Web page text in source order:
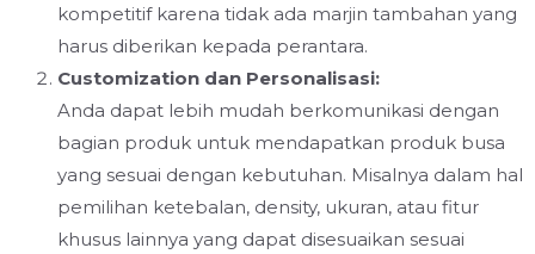
kompetitif karena tidak ada marjin tambahan yang
harus diberikan kepada perantara.
Customization dan Personalisasi:
Anda dapat lebih mudah berkomunikasi dengan
bagian produk untuk mendapatkan produk busa
yang sesuai dengan kebutuhan. Misalnya dalam hal
pemilihan ketebalan, density, ukuran, atau fitur
khusus lainnya yang dapat disesuaikan sesuai